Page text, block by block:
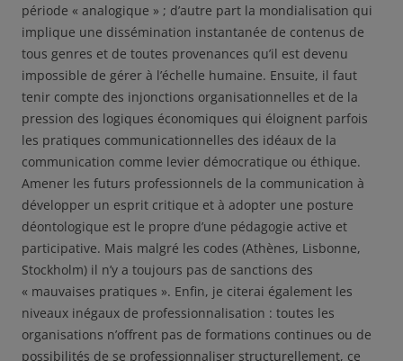
période « analogique » ; d’autre part la mondialisation qui
implique une dissémination instantanée de contenus de
tous genres et de toutes provenances qu’il est devenu
impossible de gérer à l’échelle humaine. Ensuite, il faut
tenir compte des injonctions organisationnelles et de la
pression des logiques économiques qui éloignent parfois
les pratiques communicationnelles des idéaux de la
communication comme levier démocratique ou éthique.
Amener les futurs professionnels de la communication à
développer un esprit critique et à adopter une posture
déontologique est le propre d’une pédagogie active et
participative. Mais malgré les codes (Athènes, Lisbonne,
Stockholm) il n’y a toujours pas de sanctions des
« mauvaises pratiques ». Enfin, je citerai également les
niveaux inégaux de professionnalisation : toutes les
organisations n’offrent pas de formations continues ou de
possibilités de se professionnaliser structurellement, ce